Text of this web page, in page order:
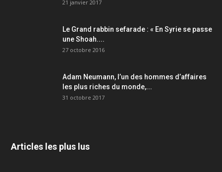
21 janvier 2017
Le Grand rabbin sefarade : « En Syrie se passe
une Shoah....
27 octobre 2016
Adam Neumann, l’un des hommes d’affaires
les plus riches du monde,...
31 octobre 2017
Articles les plus lus